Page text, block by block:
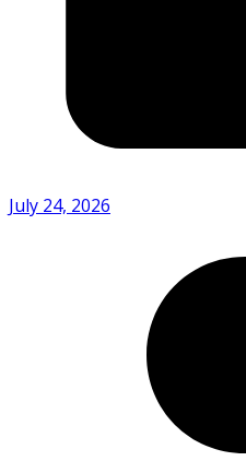
July 24, 2026